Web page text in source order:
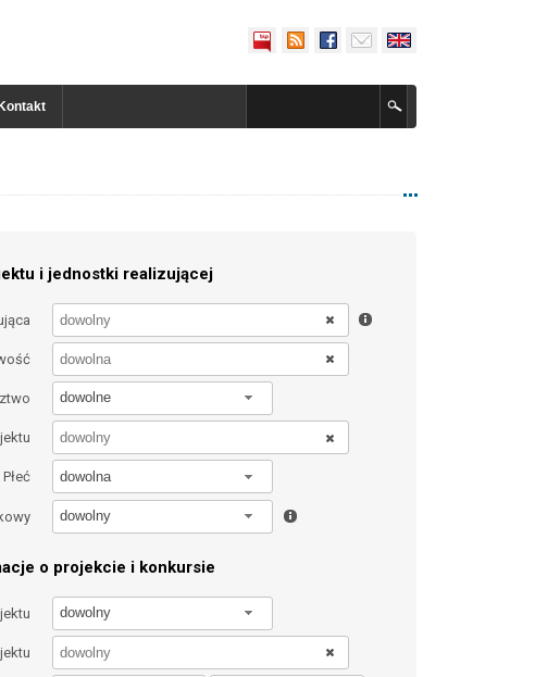
Kontakt
i jednostki realizującej
dowolne
Płeć dowolna
dowolny
o projekcie i konkursie
dowolny